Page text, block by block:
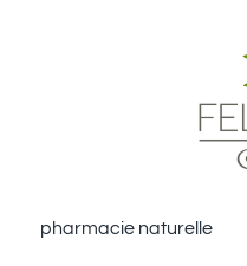
Rechercher
pharmacie naturelle